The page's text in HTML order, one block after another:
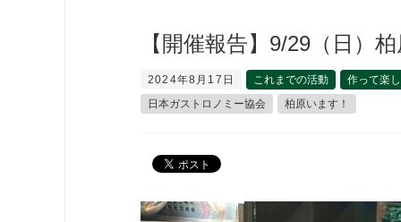
【開催報告】9/29（日）
2024年8月17日 これまでの活動
作って楽
日本ガストロノミー協会
柏原います！